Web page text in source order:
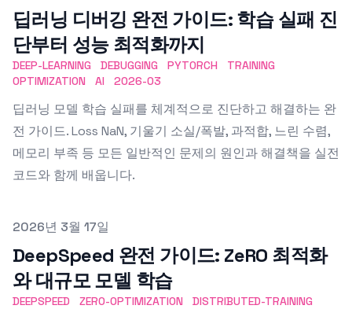
딥러닝 디버깅 완전 가이드: 학습 실패 진
단부터 성능 최적화까지
DEEP-LEARNING DEBUGGING PYTORCH
TRAINING
OPTIMIZATION
AI 2026-03
딥러닝 모델 학습 실패를 체계적으로 진단하고 해결하는 완
전 가이드. Loss NaN, 기울기 소실/폭발, 과적합, 느린 수렴,
메모리 부족 등 모든 일반적인 문제의 원인과 해결책을 실전
코드와 함께 배웁니다.
Published on
2026년 3월 17일
DeepSpeed 완전 가이드: ZeRO 최적화
와 대규모 모델 학습
DEEPSPEED ZERO-OPTIMIZATION
DISTRIBUTED-TRAINING